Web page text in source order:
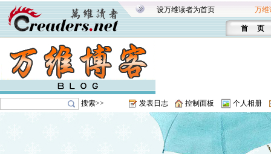
设万维读者为首页 万维
首 页
搜索>> 发表日志 控制面板 个人相册